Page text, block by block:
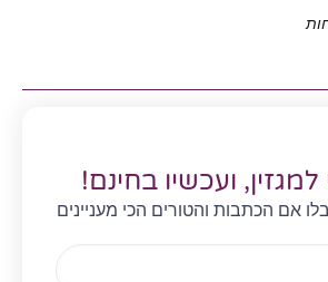
למגזין, ועכשיו בחינם!
אם הכתבות והטורים הכי מעניינים